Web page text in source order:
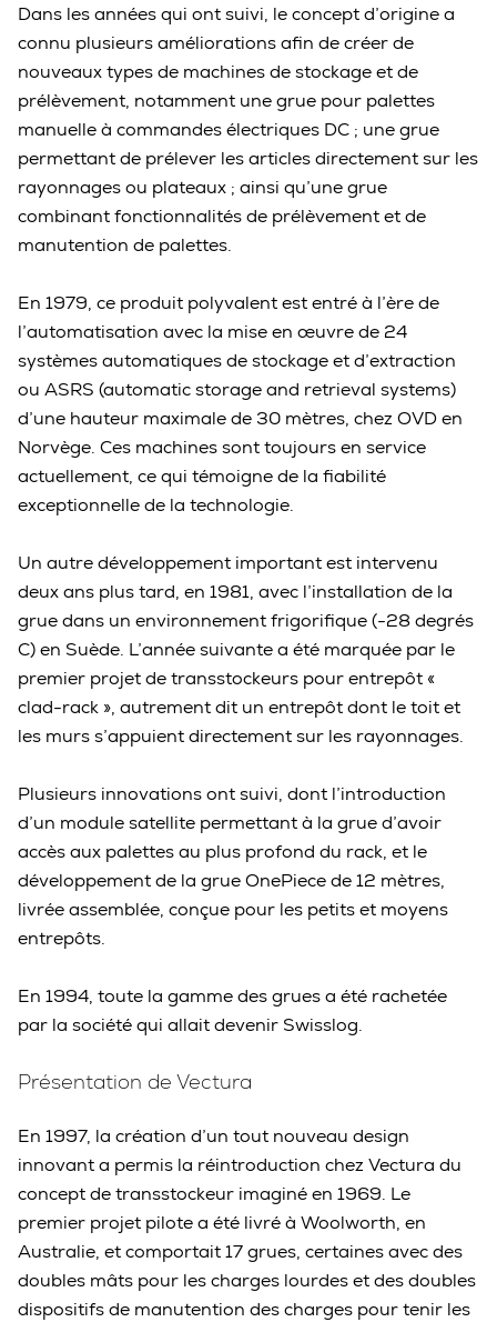
Dans les années qui ont suivi, le concept d’origine a
connu plusieurs améliorations afin de créer de
nouveaux types de machines de stockage et de
prélèvement, notamment une grue pour palettes
manuelle à commandes électriques DC ; une grue
permettant de prélever les articles directement sur les
rayonnages ou plateaux ; ainsi qu’une grue
combinant fonctionnalités de prélèvement et de
manutention de palettes.
En 1979, ce produit polyvalent est entré à l’ère de
l’automatisation avec la mise en œuvre de 24
systèmes automatiques de stockage et d’extraction
ou ASRS (automatic storage and retrieval systems)
d’une hauteur maximale de 30 mètres, chez OVD en
Norvège. Ces machines sont toujours en service
actuellement, ce qui témoigne de la fiabilité
exceptionnelle de la technologie.
Un autre développement important est intervenu
deux ans plus tard, en 1981, avec l’installation de la
grue dans un environnement frigorifique (-28 degrés
C) en Suède. L’année suivante a été marquée par le
premier projet de transstockeurs pour entrepôt «
clad-rack », autrement dit un entrepôt dont le toit et
les murs s’appuient directement sur les rayonnages.
Plusieurs innovations ont suivi, dont l’introduction
d’un module satellite permettant à la grue d’avoir
accès aux palettes au plus profond du rack, et le
développement de la grue OnePiece de 12 mètres,
livrée assemblée, conçue pour les petits et moyens
entrepôts.
En 1994, toute la gamme des grues a été rachetée
par la société qui allait devenir Swisslog.
Présentation de Vectura
En 1997, la création d’un tout nouveau design
innovant a permis la réintroduction chez Vectura du
concept de transstockeur imaginé en 1969. Le
premier projet pilote a été livré à Woolworth, en
Australie, et comportait 17 grues, certaines avec des
doubles mâts pour les charges lourdes et des doubles
dispositifs de manutention des charges pour tenir les